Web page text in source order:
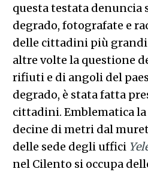
questa testata denuncia
degrado, fotografate e
delle cittadini più grandi
altre volte la questione
rifiuti e di angoli del
degrado, è stata fatta
cittadini. Emblematica la
decine di metri dal
delle sede degli uffici
nel Cilento si occupa